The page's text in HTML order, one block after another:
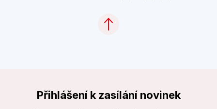
Přihlášení k zasílání novinek